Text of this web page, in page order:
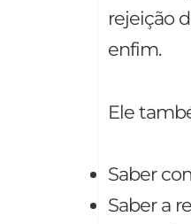
rejeição
enfim.
Ele
Saber
Saber a